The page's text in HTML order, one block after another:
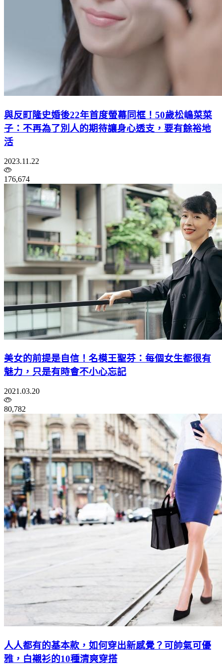
與反町隆史婚後22年首度螢幕同框！50歲松嶋菜菜
子：不再為了別人的期待讓身心透支，要有餘裕地
活
2023.11.22
176,674
美女的前提是自信！名模王聖芬：每個女生都很有
魅力，只是有時會不小心忘記
2021.03.20
80,782
人人都有的基本款，如何穿出新感覺？可帥氣可優
雅，白襯衫的10種清爽穿搭